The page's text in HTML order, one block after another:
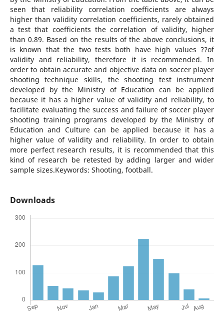
seen that reliability correlation coefficients are always
higher than validity correlation coefficients, rarely obtained
a test that coefficients the correlation of validity, higher
than 0.89. Based on the results of the above conclusions, it
is known that the two tests both have high values ??of
validity and reliability, therefore it is recommended. In
order to obtain accurate and objective data on soccer player
shooting technique skills, the shooting test instrument
developed by the Ministry of Education can be applied
because it has a higher value of validity and reliability, to
facilitate evaluating the success and failure of soccer player
shooting training programs developed by the Ministry of
Education and Culture can be applied because it has a
higher value of validity and reliability. In order to obtain
more perfect research results, it is recommended that this
kind of research be retested by adding larger and wider
sample sizes.Keywords: Shooting, football.
Downloads